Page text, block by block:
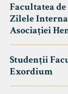
Facultatea
Zilele
Asociației
Studenții
Exordium